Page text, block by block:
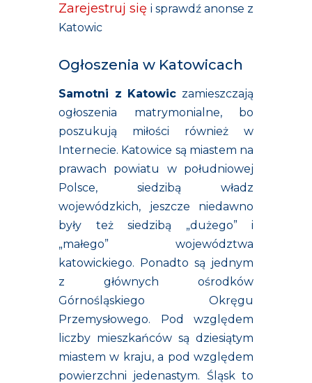
Zarejestruj się i sprawdź anonse z
Katowic
Ogłoszenia w Katowicach
Samotni z Katowic zamieszczają
ogłoszenia matrymonialne, bo
poszukują miłości również w
Internecie. Katowice są miastem na
prawach powiatu w południowej
Polsce, siedzibą władz
wojewódzkich, jeszcze niedawno
były też siedzibą „dużego” i
„małego” województwa
katowickiego. Ponadto są jednym
z głównych ośrodków
Górnośląskiego Okręgu
Przemysłowego. Pod względem
liczby mieszkańców są dziesiątym
miastem w kraju, a pod względem
powierzchni jedenastym. Śląsk to